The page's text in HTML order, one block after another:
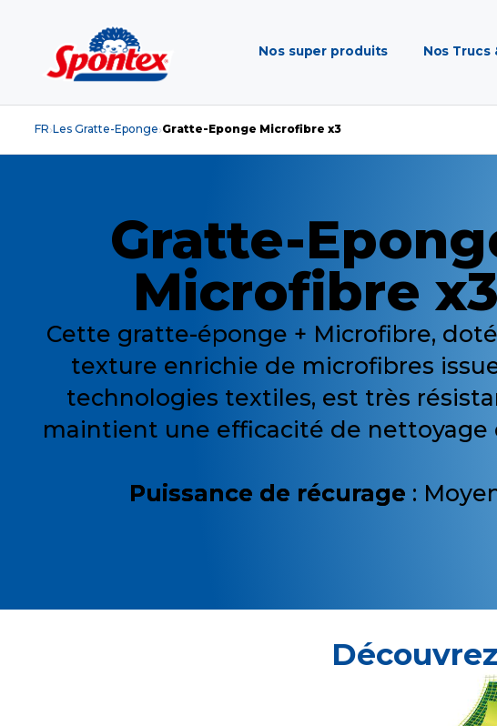
Nos super produits Nos Trucs
FR›Les Gratte-Eponge›Gratte-Eponge Microfibre x3
Gratte-
Microfibre x3
Cette gratte-éponge + Microfibre,
texture enrichie de microfibres
technologies textiles, est très
maintient une efficacité de nettoyage
Puissance de récurage :